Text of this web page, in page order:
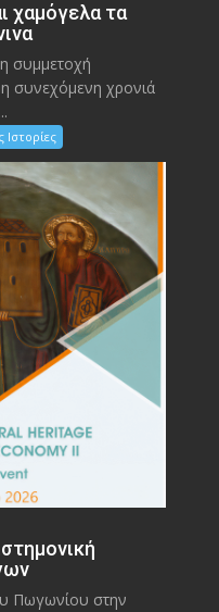
χαμόγελα τα
συμμετοχή
συνεχόμενη χρονιά
Ιστορίες
Πωγωνίου στην